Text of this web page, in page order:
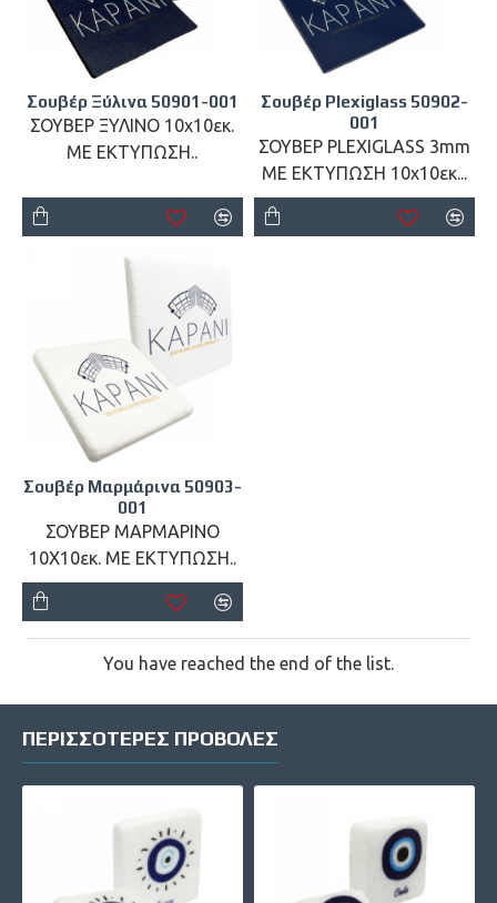
Σουβέρ Ξύλινα 50901-001
ΣΟΥΒΕΡ ΞΥΛΙΝΟ 10x10εκ.
ΜΕ ΕΚΤΥΠΩΣΗ..
Σουβέρ Plexiglass 50902-
001
ΣΟΥΒΕΡ PLEXIGLASS 3mm
ΜΕ ΕΚΤΥΠΩΣΗ 10x10εκ...
Σουβέρ Μαρμάρινα 50903-
001
ΣΟΥΒΕΡ ΜΑΡΜΑΡΙΝΟ
10Χ10εκ. ΜΕ ΕΚΤΥΠΩΣΗ..
You have reached the end of the list.
ΠΕΡΙΣΣΌΤΕΡΕΣ ΠΡΟΒΟΛΈΣ